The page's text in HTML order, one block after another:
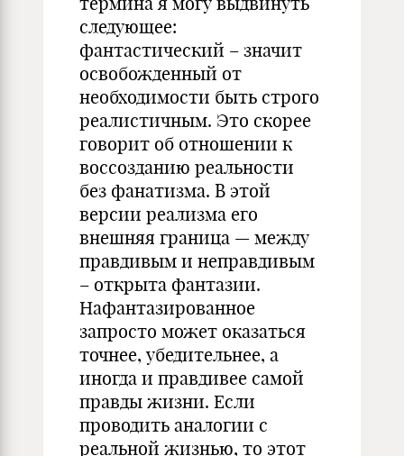
следующее:
фантастический – значит
освобожденный от
необходимости быть строго
реалистичным. Это скорее
говорит об отношении к
воссозданию реальности
без фанатизма. В этой
версии реализма его
внешняя граница — между
правдивым и неправдивым
– открыта фантазии.
Нафантазированное
запросто может оказаться
точнее, убедительнее, а
иногда и правдивее самой
правды жизни. Если
проводить аналогии с
реальной жизнью, то этот